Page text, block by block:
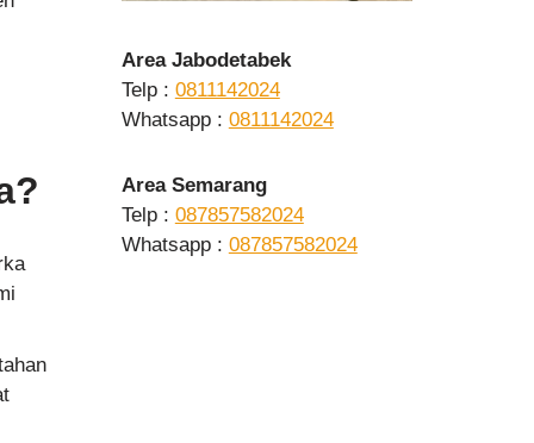
Area Jabodetabek
Telp : 0811142024
Whatsapp : 0811142024
Area Semarang
Telp : 087857582024
Whatsapp : 087857582024